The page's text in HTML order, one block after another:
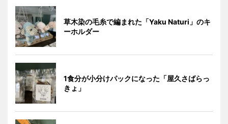
草木染の毛糸で編まれた「Yaku Naturi」のキ
ーホルダー
1食分が小分けパックになった「屋久さばらっ
きょ」